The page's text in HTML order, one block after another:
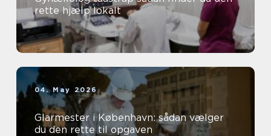
rette hjælp lokalt
04. May 2026
Glarmester i København: sådan vælger
du den rette til opgaven